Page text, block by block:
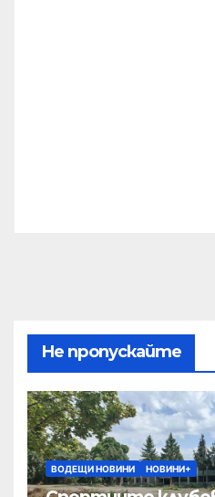
Не пропускайте
ВОДЕЩИ НОВИНИ НОВИНИ+